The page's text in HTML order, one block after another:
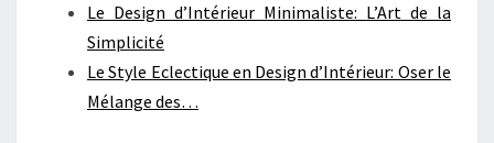
Le Design d’Intérieur Minimaliste: L’Art de la
Simplicité
Le Style Eclectique en Design d’Intérieur: Oser le
Mélange des…